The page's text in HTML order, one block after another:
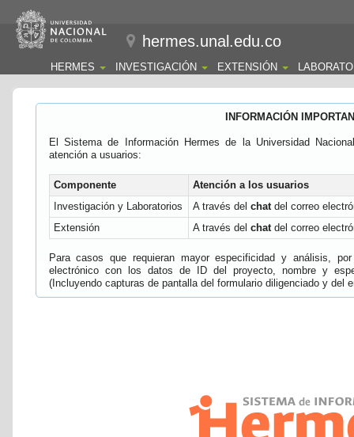
hermes.unal.edu.co
HERMES INVESTIGACIÓN EXTENSIÓN
INFORMACIÓN
El Sistema de Información Hermes de la Universidad
atención a usuarios:
Componente
Atención a los usuarios
Investigación y Laboratorios
A través del chatdel correo
Extensión
A través del chatdel correo
Para casos que requieran mayor especificidad y análisis,
electrónico con los datos de ID del proyecto, nombre y
(Incluyendo capturas de pantalla del formulario diligenciado y del